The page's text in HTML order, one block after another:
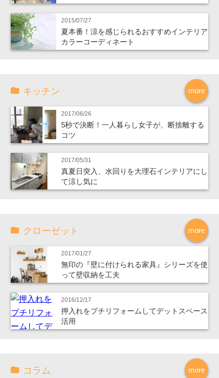
2015/07/27
夏本番！涼を感じられるおすすめインテリア
カラーコーディネート
more
キッチン
2017/06/26
5秒で決断！一人暮らし女子が、断捨離する
コツ
2017/05/31
真夏日突入、水回りを大理石インテリアにし
て涼し気に
more
クローゼット
2017/01/27
無印の『壁に付けられる家具』シリーズを使
って壁収納を工夫
2016/12/17
押入れをプチリフォームしてデットスペース
活用
more
コラム